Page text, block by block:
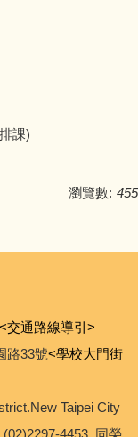
課)
瀏覽數: 455
<交通路線導引>
路33號<學校大門街
Taipei City